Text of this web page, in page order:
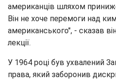
американців шляхом
Він не хоче перемоги над
американського", - сказав
лекції.
У 1964 році був ухвалений
права, який заборонив